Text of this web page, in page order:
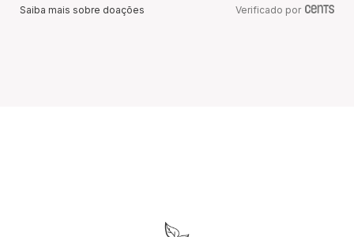
Saiba mais sobre doações Verificado por